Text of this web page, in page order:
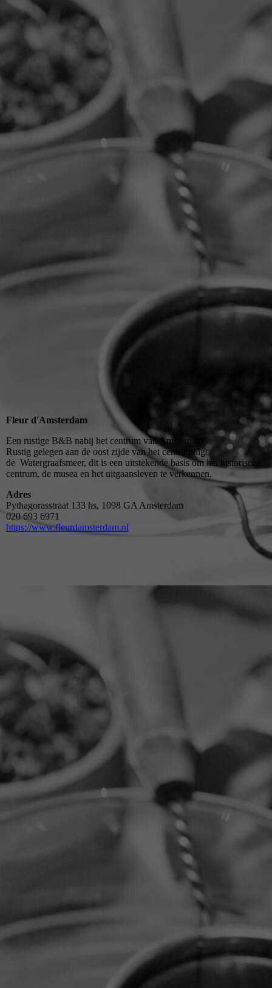
Fleur d'Amsterdam
Een rustige B&B nabij het centrum van Amsterdam
Rustig gelegen aan de oost zijde van het centrum ligt
de Watergraafsmeer, dit is een uitstekende basis om het historische
centrum, de musea en het uitgaansleven te verkennen.
Adres
Pythagorasstraat 133 hs, 1098 GA Amsterdam
020 693 6971
https://www.fleurdamsterdam.nl